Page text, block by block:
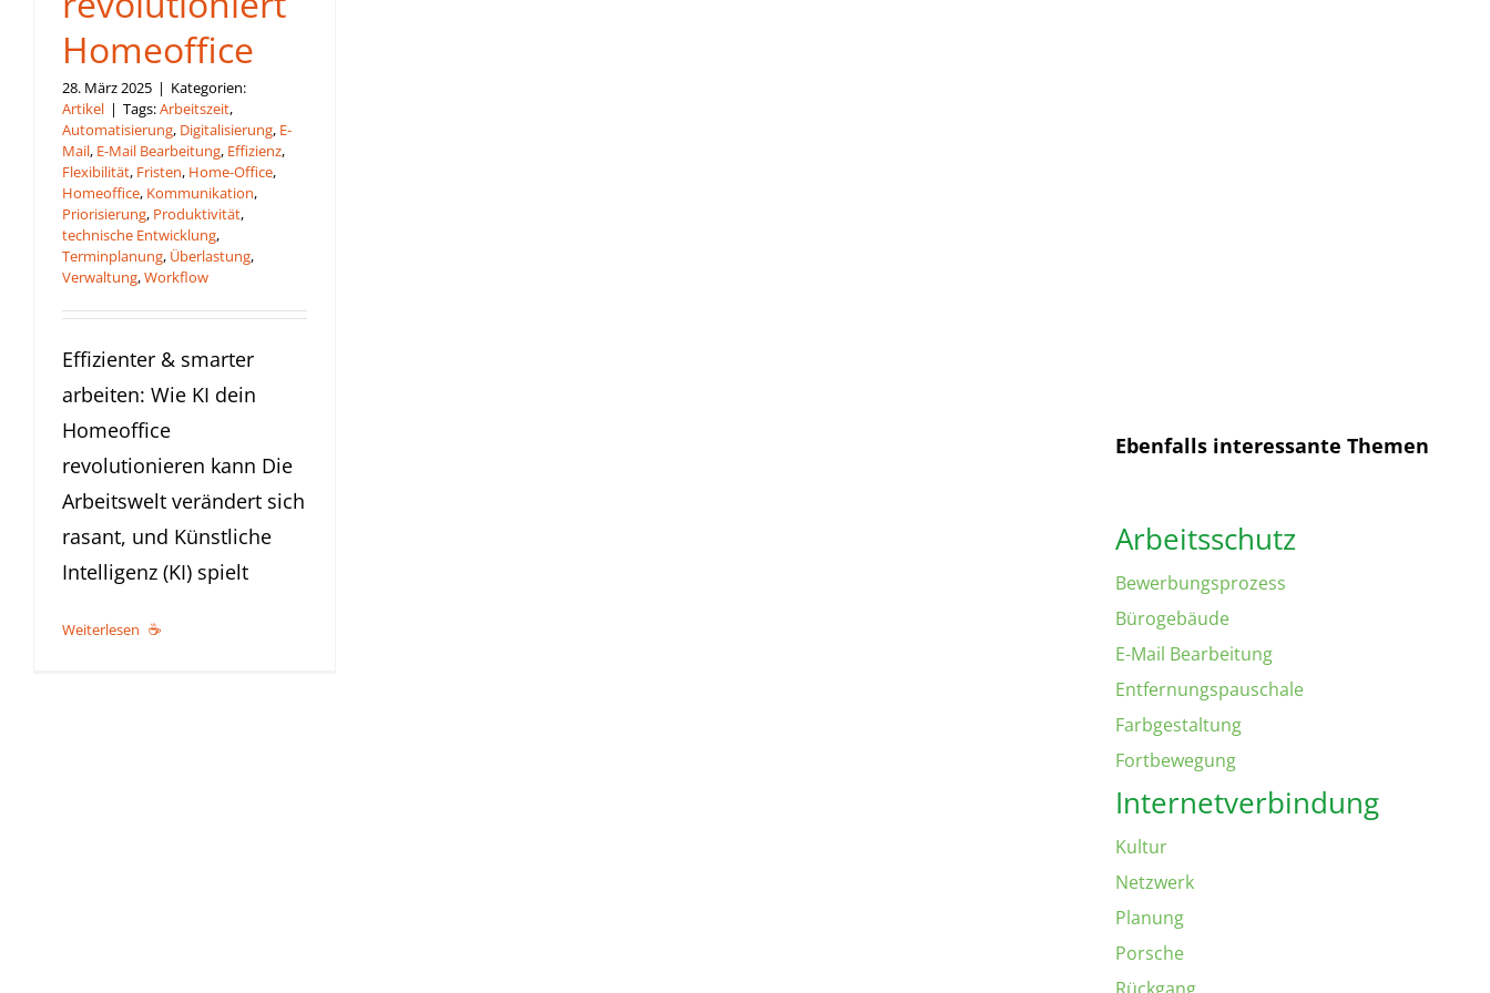
Homeoffice
28. März 2025 | Kategorien:
Artikel | Tags:Arbeitszeit,
Automatisierung, Digitalisierung, E-
Mail, E-Mail Bearbeitung, Effizienz,
Flexibilität, Fristen, Home-Office,
Homeoffice, Kommunikation,
Priorisierung, Produktivität,
technische Entwicklung,
Terminplanung, Überlastung,
Verwaltung,Workflow
Effizienter & smarter
arbeiten: Wie KI dein
Homeoffice
revolutionieren kann Die
Arbeitswelt verändert sich
rasant, und Künstliche
Intelligenz (KI) spielt
Weiterlesen
Ebenfalls interessante Themen
Arbeitsschutz
Bewerbungsprozess
Bürogebäude
E-Mail Bearbeitung
Entfernungspauschale
Farbgestaltung
Fortbewegung
Internetverbindung
Kultur
Netzwerk
Planung
Porsche